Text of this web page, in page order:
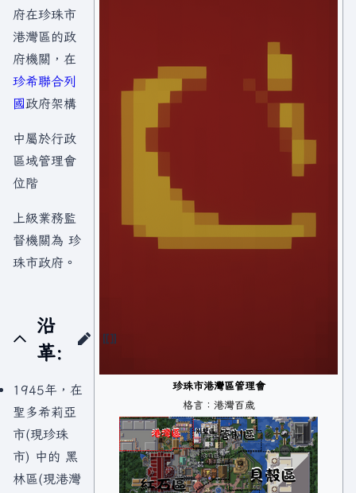
珍珠市港灣區管理會
格言：港灣百歲
府在珍珠市
港灣區的政
府機關，在
珍希聯合列
國政府架構
中屬於行政
區域管理會
位階
上級業務監
督機關為 珍
珠市政府。
沿
革:
1945年，在
聖多希莉亞
市(現珍珠
市) 中的 黑
林區(現港灣